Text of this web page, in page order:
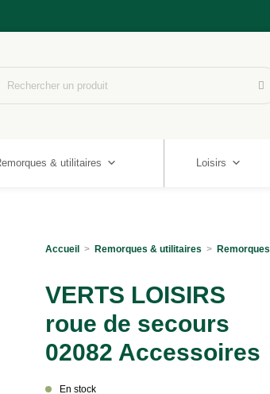
& utilitaires Loisirs
Accueil > Remorques & utilitaires > Remorques
VERTS LOISIRS
roue de secours
02082 Accessoires
En stock